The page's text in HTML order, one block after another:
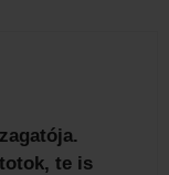
te is